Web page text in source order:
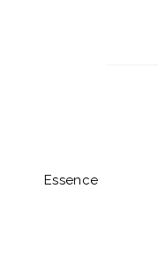
Essence